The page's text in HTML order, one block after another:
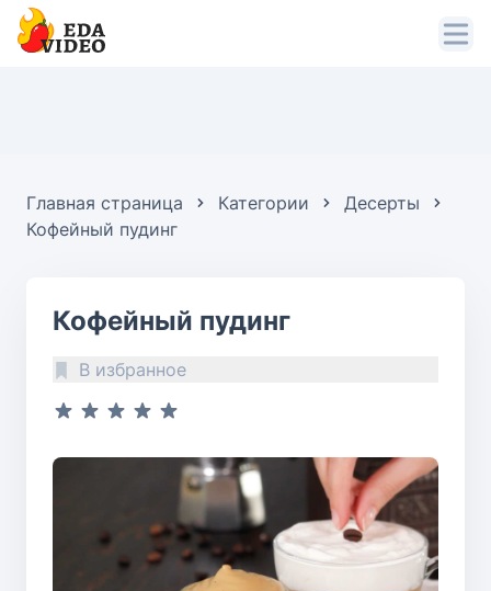
Главная страница Категории
Десерты
Кофейный пудинг
Кофейный пудинг
В избранное